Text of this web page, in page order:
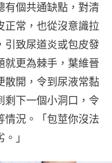
有個共通缺點，對清
正常，也從沒意識拉
引致尿道炎或包皮發
就更為棘手，葉維晉
散開，令到尿液常黏
剩下一個小洞口，令
情況。「包莖你沒法
」